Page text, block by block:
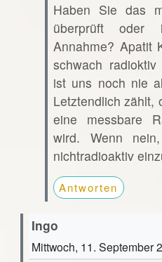
Haben Sie das
überprüft
Annahme? Apatit
schwach
ist uns noch nie
Letztendlich zählt,
eine messbare
wird. Wenn
nichtradioaktiv
Antworten
Ingo
Mittwoch, 11. September